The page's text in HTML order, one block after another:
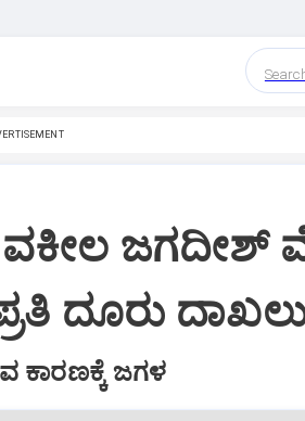
ವಕೀಲ ಜಗದೀಶ್‌
ದೂರು
ಕಾರಣಕ್ಕೆ ಜಗಳ